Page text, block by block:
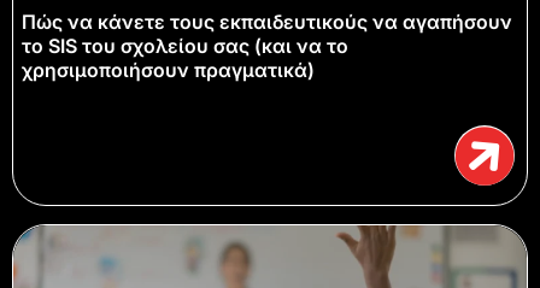
Πώς να κάνετε τους εκπαιδευτικούς να αγαπήσουν
το SIS του σχολείου σας (και να το
χρησιμοποιήσουν πραγματικά)